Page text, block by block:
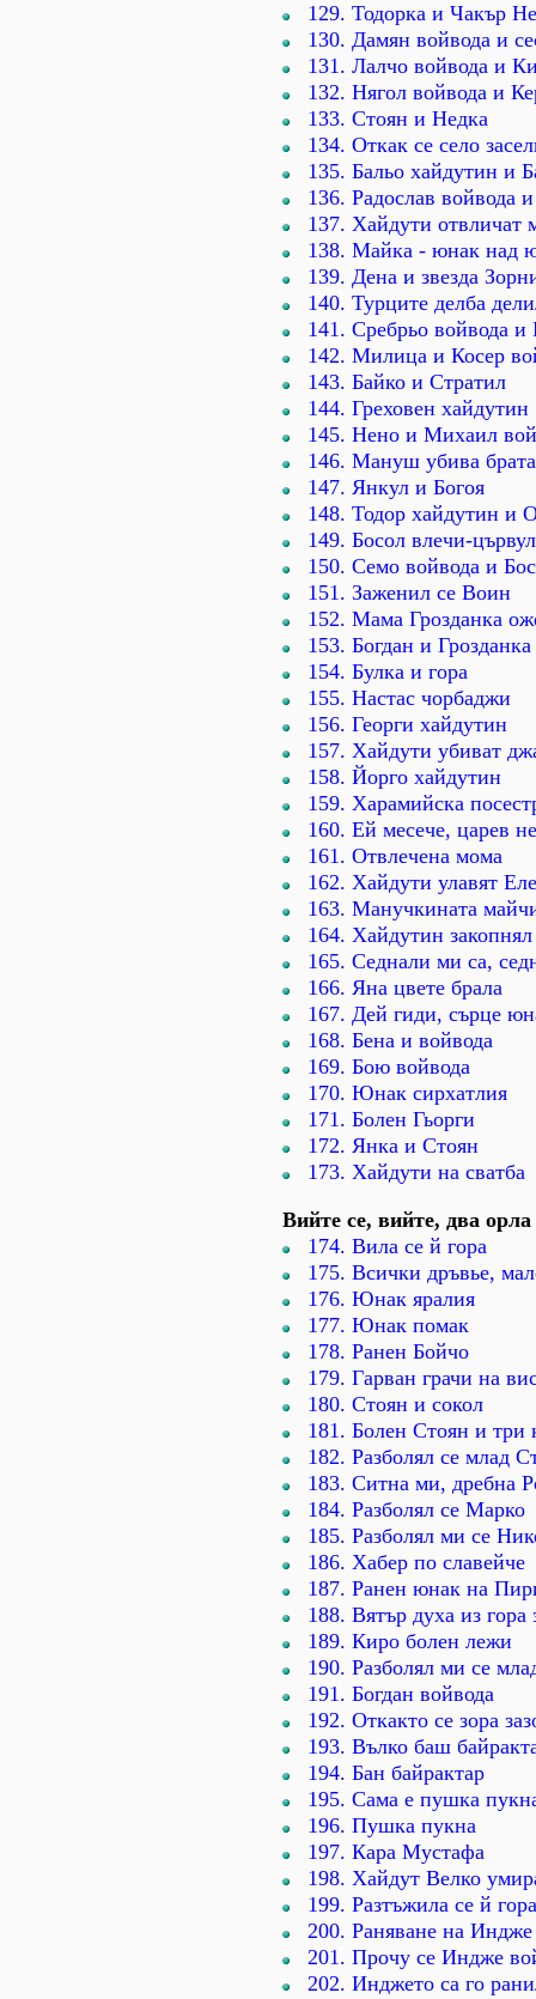
129. Тодорка и Чакър
130. Дамян войвода и
131. Лалчо войвода и
132. Нягол войвода и
133. Стоян и Недка
134. Откак се село
135. Бальо хайдутин и
136. Радослав войвода
137. Хайдути отвличат
138. Майка - юнак над
139. Дена и звезда
140. Турците делба
141. Сребрьо войвода и
142. Милица и Косер
143. Байко и Стратил
144. Греховен хайдутин
145. Нено и Михаил
146. Мануш убива
147. Янкул и Богоя
148. Тодор хайдутин и
149. Босол влечи-
150. Семо войвода и
151. Заженил се Воин
152. Мама Грозданка
153. Богдан и Грозданка
154. Булка и гора
155. Настас чорбаджи
156. Георги хайдутин
157. Хайдути убиват
158. Йорго хайдутин
159. Харамийска
160. Ей месече, царев
161. Отвлечена мома
162. Хайдути улавят
163. Манучкината
164. Хайдутин
165. Седнали ми са,
166. Яна цвете брала
167. Дей гиди, сърце
168. Бена и войвода
169. Бою войвода
170. Юнак сирхатлия
171. Болен Гьорги
172. Янка и Стоян
173. Хайдути на сватба
Вийте се, вийте, два орла
174. Вила се й гора
175. Всички дръвье,
176. Юнак яралия
177. Юнак помак
178. Ранен Бойчо
179. Гарван грачи на
180. Стоян и сокол
181. Болен Стоян и три
182. Разболял се млад
183. Ситна ми, дребна
184. Разболял се Марко
185. Разболял ми се
186. Хабер по славейче
187. Ранен юнак на
188. Вятър духа из гора
189. Киро болен лежи
190. Разболял ми се
191. Богдан войвода
192. Откакто се зора
193. Вълко баш
194. Бан байрактар
195. Сама е пушка
196. Пушка пукна
197. Кара Мустафа
198. Хайдут Велко
199. Разтъжила се й
200. Раняване на Индже
201. Прочу се Индже
202. Инджето са го